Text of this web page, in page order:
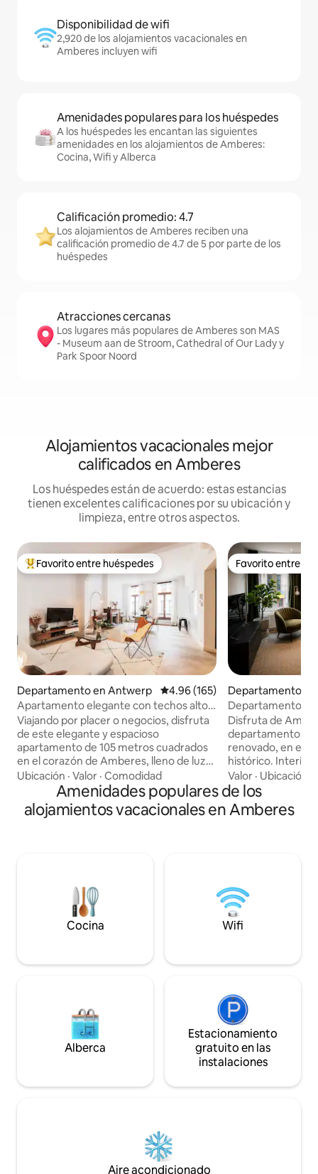
Disponibilidad de wifi
2,920 de los alojamientos vacacionales en
Amberes incluyen wifi
Amenidades populares para los huéspedes
A los huéspedes les encantan las siguientes
amenidades en los alojamientos de Amberes:
Cocina, Wifi y Alberca
Calificación promedio: 4.7
Los alojamientos de Amberes reciben una
calificación promedio de 4.7 de 5 por parte de los
huéspedes
Atracciones cercanas
Los lugares más populares de Amberes son MAS
- Museum aan de Stroom, Cathedral of Our Lady y
Park Spoor Noord
Alojamientos vacacionales mejor
calificados en Amberes
Los huéspedes están de acuerdo: estas estancias
tienen excelentes calificaciones por su ubicación y
limpieza, entre otros aspectos.
De los mejores en Favorito entre huéspedes
Favorito entre huéspedes
Departamento en Antwerp Calificación promedio: 4.96 de
4.96 (165)
Apartamento elegante con techos altos
con aire acondicionado/garaje/fibra
Viajando por placer o negocios, disfruta
de este elegante y espacioso
apartamento de 105 metros cuadrados
en el corazón de Amberes, lleno de luz
natural y techos altos. Cuidadosamente
equipado para la comodidad y
conveniencia, es ideal para viajeros de
negocios, familias y trabajadores
ultrarrápido, perfecto para el trabajo,
streaming y videollamadas. Sigue
leyendo a continuación para obtener
Ubicación · Valor · Comodidad
Favorito entre
Favorito entre
Departamento
Departamento
histórico de
Disfruta de
departamento de
renovado, en el
histórico.
de primera
distancia a pie. Detrás de la fachada
protegida de
encuentra un
para descubrir y
lugares de
Amberes.
Valor · Ubicación
Amenidades populares de los
alojamientos vacacionales en Amberes
Cocina Wifi
Alberca
Estacionamiento
gratuito en las
instalaciones
Aire acondicionado